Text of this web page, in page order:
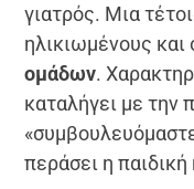
γιατρός. Μια
ηλικιωμένους
ομάδων.
καταλήγει με την
περάσει η παιδική